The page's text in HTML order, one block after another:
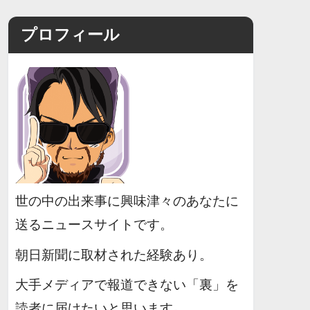
プロフィール
世の中の出来事に興味津々のあなたに
送るニュースサイトです。
朝日新聞に取材された経験あり。
大手メディアで報道できない「裏」を